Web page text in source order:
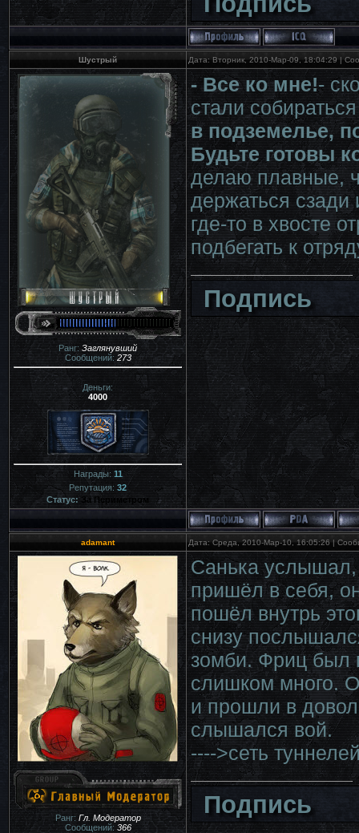
Шустрый Дата: Вторник, 2010-Мар-09, 18:04:29 |
Ранг:Заглянувший
Сообщений:273
Деньги:
4000
Награды: 11
Репутация: 32
Статус:За Периметром
- Все ко мне!-
стали
в подземелье,
Будьте готовы
делаю плавные,
держаться
где-то в хвосте
подбегать к
Подпись
adamant Дата: Среда, 2010-Мар-10, 16:05:26 |
Ранг: Гл. Модератор
Сообщений:366
Санька услышал,
пришёл в себя,
пошёл внутрь
снизу
зомби. Фриц был
слишком много.
и прошли в
слышался вой.
---->сеть
Подпись